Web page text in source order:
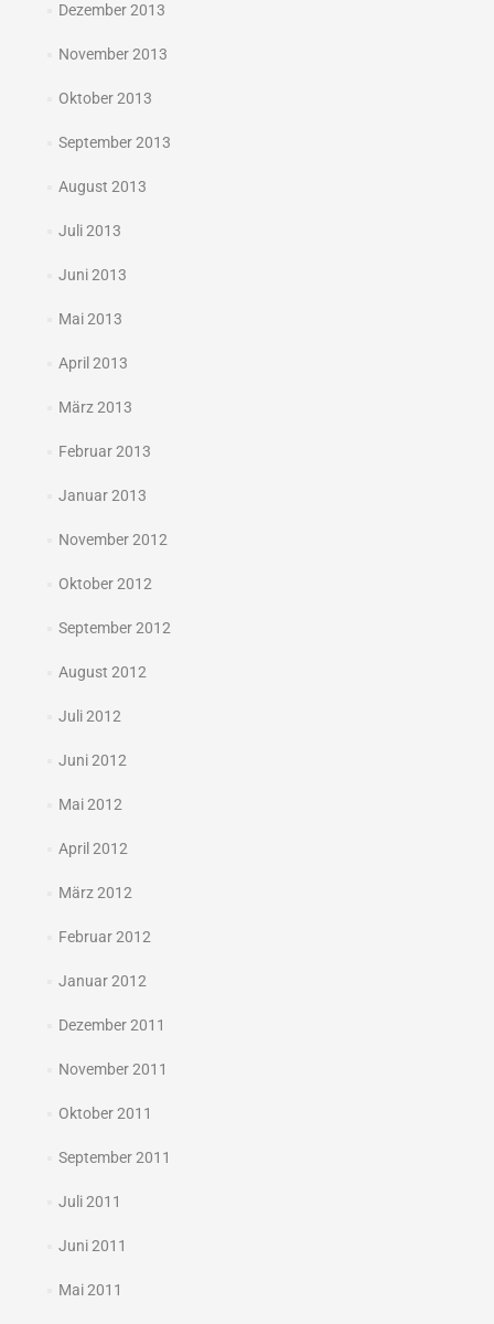
Dezember 2013
November 2013
Oktober 2013
September 2013
August 2013
Juli 2013
Juni 2013
Mai 2013
April 2013
März 2013
Februar 2013
Januar 2013
November 2012
Oktober 2012
September 2012
August 2012
Juli 2012
Juni 2012
Mai 2012
April 2012
März 2012
Februar 2012
Januar 2012
Dezember 2011
November 2011
Oktober 2011
September 2011
Juli 2011
Juni 2011
Mai 2011